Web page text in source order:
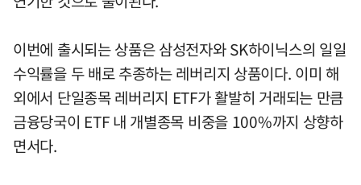
이번에 출시되는 상품은 삼성전자와 SK하이닉스의 일일
수익률을 두 배로 추종하는 레버리지 상품이다. 이미 해
외에서 단일종목 레버리지 ETF가 활발히 거래되는 만큼
금융당국이 ETF 내 개별종목 비중을 100%까지 상향하
면서다.